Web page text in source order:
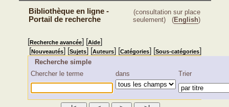
Bibliothèque en ligne -
Portail de recherche
(consultation sur place
seulement) (English)
[Recherche avancée] [Aide]
[Nouveautés] [Sujets] [Auteurs] [Catégories] [Sous-catégories]
Recherche simple
Chercher le terme
dans Trier